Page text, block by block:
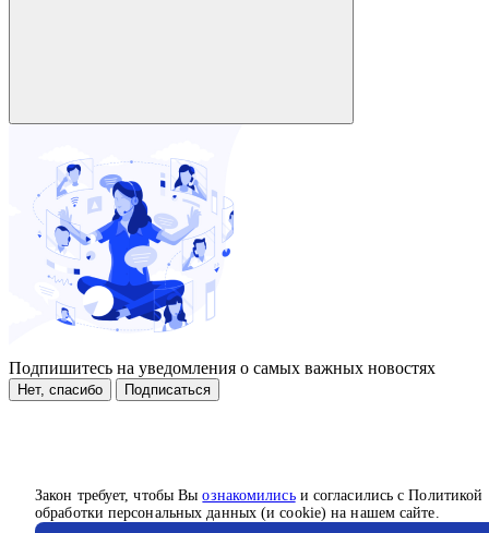
Закон требует, чтобы Выознакомилисьи согласились с Политикой
обработки персональных данных (и cookie) на нашем сайте.
Подпишитесь на уведомления о самых важных новостях
Нет, спасибо Подписаться